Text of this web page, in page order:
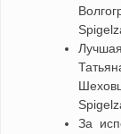
За